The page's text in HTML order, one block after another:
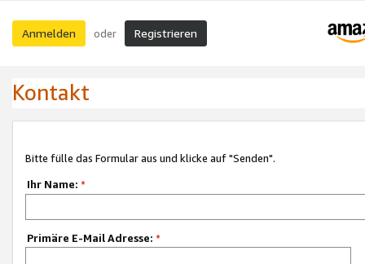
Anmelden oder Registrieren
Kontakt
Bitte fülle das Formular aus und klicke auf "Senden".
Ihr Name: *
Primäre E-Mail Adresse: *